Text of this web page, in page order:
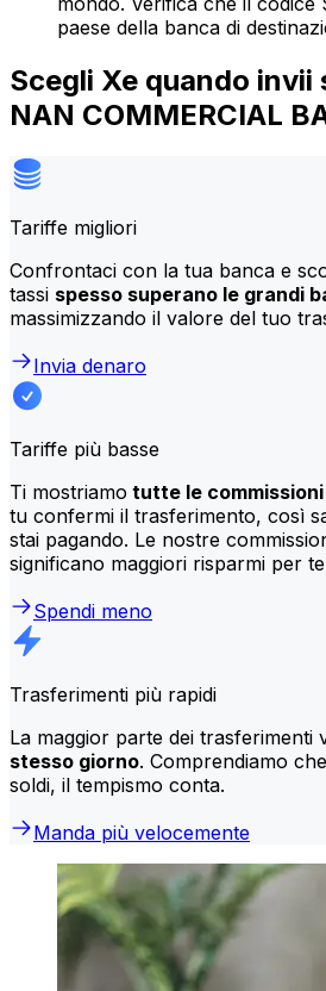
paese della banca di
Scegli Xe quando invii
NAN COMMERCIAL
Tariffe migliori
Confrontaci con la tua banca e
tassi spesso superano le grandi
massimizzando il valore del tuo
Invia denaro
Tariffe più basse
Ti mostriamo tutte le
tu confermi il trasferimento, così
stai pagando. Le nostre
significano maggiori risparmi per
Spendi meno
Trasferimenti più rapidi
La maggior parte dei trasferimenti
stesso giorno. Comprendiamo
soldi, il tempismo conta.
Manda più velocemente